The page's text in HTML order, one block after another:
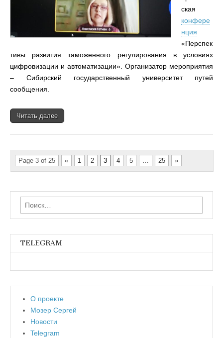
ская
конфере
нция
«Перспек
тивы развития таможенного регулирования в условиях
цифровизации и автоматизации». Организатор мероприятия
– Сибирский государственный университет путей
сообщения.
Читать далее
Page 3 of 25 « 1 2 3 4 5 … 25 »
Найти:
TELEGRAM
О проекте
Мозер Сергей
Новости
Telegram